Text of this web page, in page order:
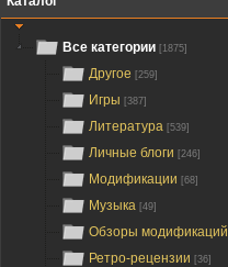
Все категории [1875]
Другое [259]
Игры [387]
Литература [539]
Личные блоги [246]
Модификации [68]
Музыка [49]
Обзоры модификаций
Ретро-рецензии [36]